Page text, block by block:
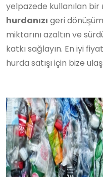
yelpazede kullanılan bir
hurdanızı geri
miktarını azaltın ve
katkı sağlayın. En iyi
hurda satışı için bize